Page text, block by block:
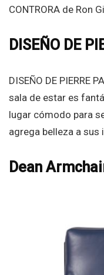
CONTRORA de Ron
DISEÑO DE
DISEÑO DE PIERRE
sala de estar es
lugar cómodo para
agrega belleza a sus
Dean